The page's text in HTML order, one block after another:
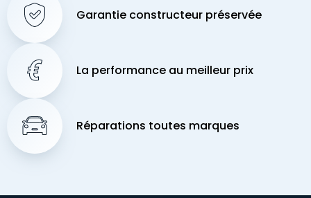
Garantie constructeur préservée
La performance au meilleur prix
Réparations toutes marques